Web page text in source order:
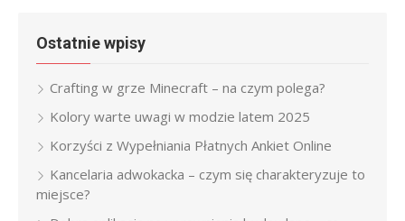
Ostatnie wpisy
Crafting w grze Minecraft – na czym polega?
Kolory warte uwagi w modzie latem 2025
Korzyści z Wypełniania Płatnych Ankiet Online
Kancelaria adwokacka – czym się charakteryzuje to
miejsce?